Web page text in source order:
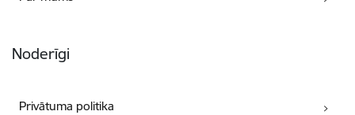
Noderīgi
Privātuma politika